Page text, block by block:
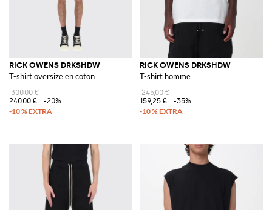
RICK OWENS DRKSHDW
T-shirt oversize en coton
300,00 €
240,00 €
-20%
RICK OWENS DRKSHDW
T-shirt homme
245,00 €
159,25 €
-35%